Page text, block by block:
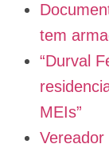
tem
“Durval
MEIs”